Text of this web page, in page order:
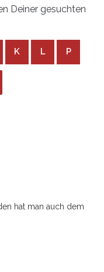
Deiner gesuchten
K L P
hat man auch dem